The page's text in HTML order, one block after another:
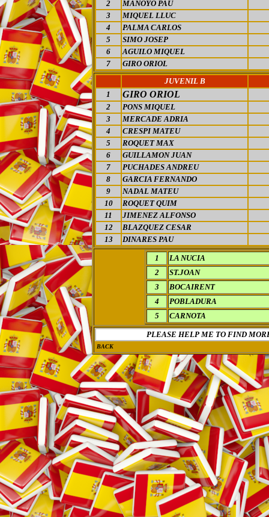
2
MANOYO PAU
3
MIQUEL LLUC
4
PALMA CARLOS
5
SIMO JOSEP
6
AGUILO MIQUEL
7
GIRO ORIOL
JUVENIL B
1
GIRO ORIOL
2
PONS MIQUEL
3
MERCADE ADRIA
4
CRESPI MATEU
5
ROQUET MAX
6
GUILLAMON JUAN
7
PUCHADES ANDREU
8
GARCIA FERNANDO
9
NADAL MATEU
10
ROQUET QUIM
11
JIMENEZ ALFONSO
12
BLAZQUEZ CESAR
13
DINARES PAU
1
LA NUCIA
2
ST.JOAN
3
BOCAIRENT
4
POBLADURA
5
CARNOTA
PLEASE HELP ME TO FIND
BACK